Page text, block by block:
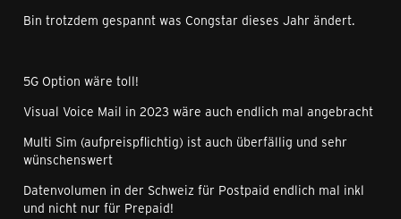
Bin trotzdem gespannt was Congstar dieses Jahr ändert.
5G Option wäre toll!
Visual Voice Mail in 2023 wäre auch endlich mal angebracht
Multi Sim (aufpreispflichtig) ist auch überfällig und sehr
wünschenswert
Datenvolumen in der Schweiz für Postpaid endlich mal inkl
und nicht nur für Prepaid!